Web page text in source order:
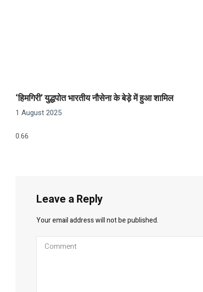
‘हिमगिरी’ युद्धपोत भारतीय नौसेना के बेड़े में हुआ शामिल
1 August 2025
Leave a Reply
Your email address will not be published.